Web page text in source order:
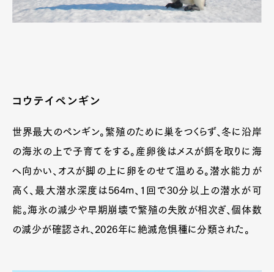
コウテイペンギン
世界最大のペンギン。繁殖のために巣をつくらず、冬に沿岸
の海氷の上で子育てをする。産卵後はメスが餌を取りに海
へ向かい、オスが脚の上に卵をのせて温める。潜水能力が
高く、最大潜水深度は564m、1回で30分以上の潜水が可
能。海氷の減少や早期崩壊で繁殖の失敗が相次ぎ、個体数
の減少が確認され、2026年に絶滅危惧種に分類された。